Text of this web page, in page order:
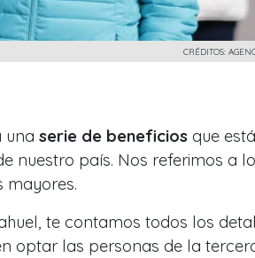
CRÉDITOS:
una serie de beneficios que
nuestro país. Nos referimos a
mayores.
te contamos todos los
optar las personas de la